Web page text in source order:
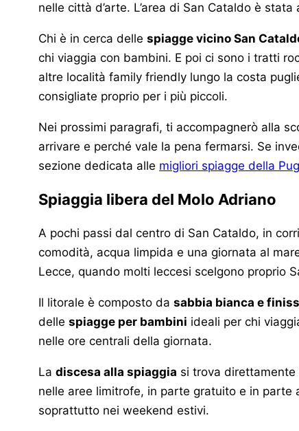
nelle città d’arte. L’area di San Cataldo è
Chi è in cerca delle spiagge vicino San
chi viaggia con bambini. E poi ci sono i tratti
altre località family friendly lungo la costa
consigliate proprio per i più piccoli.
Nei prossimi paragrafi, ti accompagnerò alla
arrivare e perché vale la pena fermarsi. Se
sezione dedicata alle migliori spiagge della
Spiaggia libera del Molo Adriano
A pochi passi dal centro di San Cataldo, in
comodità, acqua limpida e una giornata al
Lecce, quando molti leccesi scelgono proprio
Il litorale è composto da sabbia bianca e
delle spiagge per bambini ideali per chi
nelle ore centrali della giornata.
La discesa alla spiaggia si trova direttamente
nelle aree limitrofe, in parte gratuito e in parte
soprattutto nei weekend estivi.